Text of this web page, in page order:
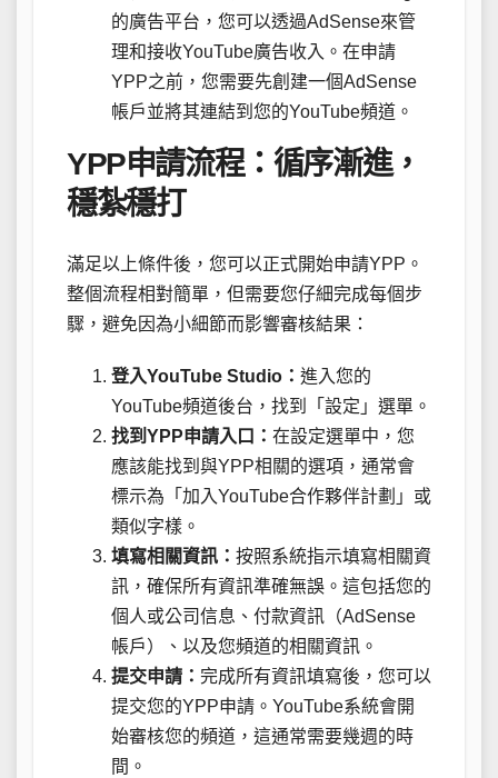
的廣告平台，您可以透過AdSense來管
理和接收YouTube廣告收入。在申請
YPP之前，您需要先創建一個AdSense
帳戶並將其連結到您的YouTube頻道。
YPP申請流程：循序漸進，
穩紮穩打
滿足以上條件後，您可以正式開始申請YPP。
整個流程相對簡單，但需要您仔細完成每個步
驟，避免因為小細節而影響審核結果：
登入YouTube Studio： 進入您的
YouTube頻道後台，找到「設定」選單。
找到YPP申請入口： 在設定選單中，您
應該能找到與YPP相關的選項，通常會
標示為「加入YouTube合作夥伴計劃」或
類似字樣。
填寫相關資訊： 按照系統指示填寫相關資
訊，確保所有資訊準確無誤。這包括您的
個人或公司信息、付款資訊（AdSense
帳戶）、以及您頻道的相關資訊。
提交申請： 完成所有資訊填寫後，您可以
提交您的YPP申請。YouTube系統會開
始審核您的頻道，這通常需要幾週的時
間。